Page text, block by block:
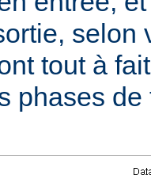
selon
tout à
phases de